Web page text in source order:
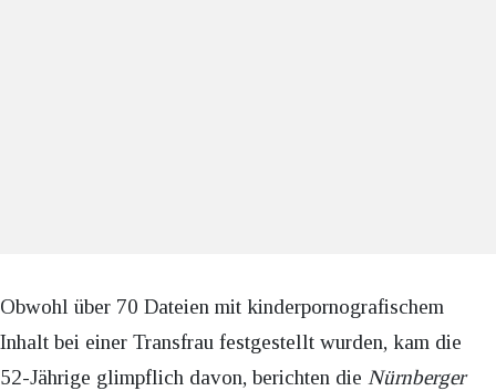
Obwohl über 70 Dateien mit kinderpornografischem
Inhalt bei einer Transfrau festgestellt wurden, kam die
52-Jährige glimpflich davon, berichten die Nürnberger